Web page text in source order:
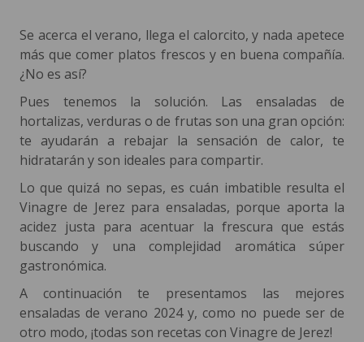
Se acerca el verano, llega el calorcito, y nada apetece
más que comer platos frescos y en buena compañía.
¿No es así?
Pues tenemos la solución. Las ensaladas de
hortalizas, verduras o de frutas son una gran opción:
te ayudarán a rebajar la sensación de calor, te
hidratarán y son ideales para compartir.
Lo que quizá no sepas, es cuán imbatible resulta el
Vinagre de Jerez para ensaladas, porque aporta la
acidez justa para acentuar la frescura que estás
buscando y una complejidad aromática súper
gastronómica.
A continuación te presentamos las mejores
ensaladas de verano 2024 y, como no puede ser de
otro modo, ¡todas son recetas con Vinagre de Jerez!